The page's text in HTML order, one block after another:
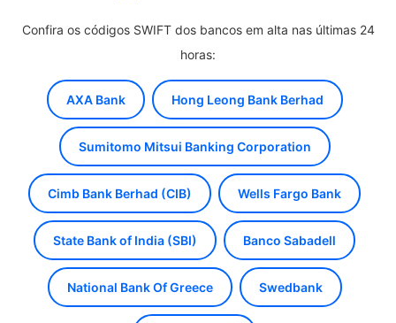
Confira os códigos SWIFT dos bancos em alta nas últimas 24
horas:
AXA Bank Hong Leong Bank Berhad
Sumitomo Mitsui Banking Corporation
Cimb Bank Berhad (CIB) Wells Fargo Bank
State Bank of India (SBI) Banco Sabadell
National Bank Of Greece Swedbank